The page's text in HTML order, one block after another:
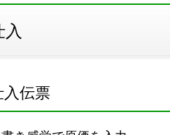
入
入伝票